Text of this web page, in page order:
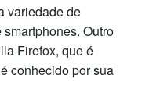
variedade de
Outro
Firefox, que é
conhecido por sua